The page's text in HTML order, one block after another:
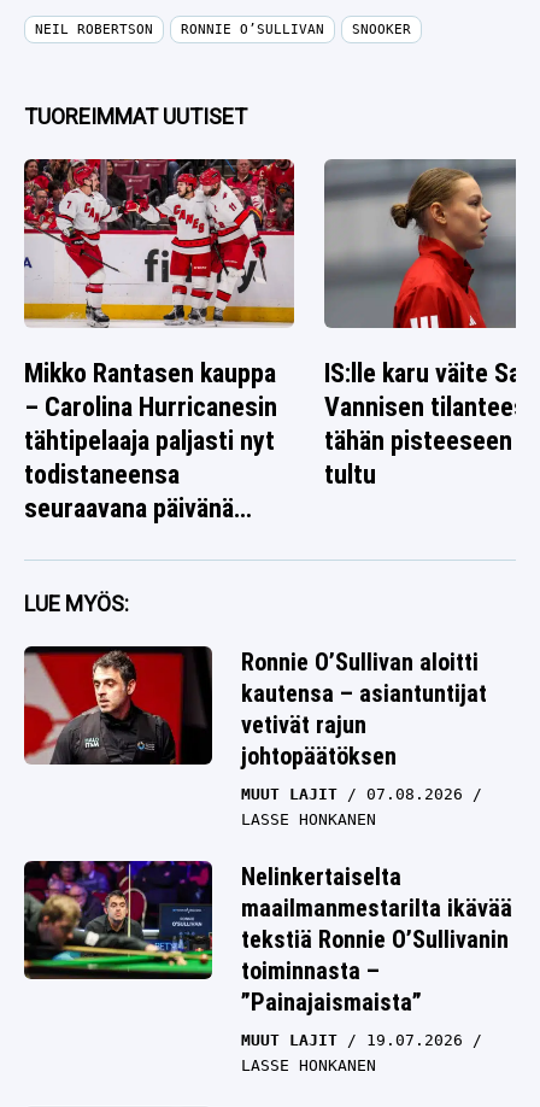
NEIL ROBERTSON RONNIE O’SULLIVAN SNOOKER
TUOREIMMAT UUTISET
Mikko Rantasen kauppa
– Carolina Hurricanesin
tähtipelaaja paljasti nyt
todistaneensa
seuraavana päivänä
IS:lle karu väite
Vannisen
tähän pisteeseen
tultu
LUE MYÖS:
Ronnie O’Sullivan aloitti
kautensa – asiantuntijat
vetivät rajun
johtopäätöksen
MUUT LAJIT
07.08.2026
LASSE HONKANEN
Nelinkertaiselta
maailmanmestarilta ikävää
tekstiä Ronnie O’Sullivanin
toiminnasta –
”Painajaismaista”
MUUT LAJIT
19.07.2026
LASSE HONKANEN